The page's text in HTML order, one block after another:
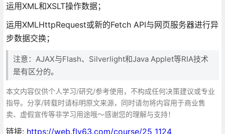
运用XML和XSLT操作数据；
运用XMLHttpRequest或新的Fetch API与网页服务器进行异
步数据交换；
注意：AJAX与Flash、Silverlight和Java Applet等RIA技术
是有区分的。
本文内容仅供个人学习/研究/参考使用，不构成任何决策建议或专业
指导。分享/转载时请标明原文来源，同时请勿将内容用于商业售
卖、虚假宣传等非学习用途哦～感谢您的理解与支持！
链接: https://web.fly63.com/course/25_1124